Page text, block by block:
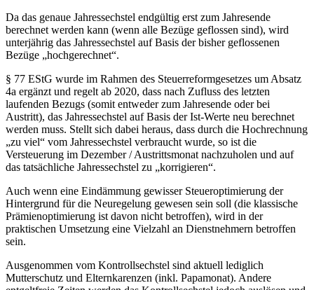
Da das genaue Jahressechstel endgültig erst zum Jahresende
berechnet werden kann (wenn alle Bezüge geflossen sind), wird
unterjährig das Jahressechstel auf Basis der bisher geflossenen
Bezüge „hochgerechnet“.
§ 77 EStG wurde im Rahmen des Steuerreformgesetzes um Absatz
4a ergänzt und regelt ab 2020, dass nach Zufluss des letzten
laufenden Bezugs (somit entweder zum Jahresende oder bei
Austritt), das Jahressechstel auf Basis der Ist-Werte neu berechnet
werden muss. Stellt sich dabei heraus, dass durch die Hochrechnung
„zu viel“ vom Jahressechstel verbraucht wurde, so ist die
Versteuerung im Dezember / Austrittsmonat nachzuholen und auf
das tatsächliche Jahressechstel zu „korrigieren“.
Auch wenn eine Eindämmung gewisser Steueroptimierung der
Hintergrund für die Neuregelung gewesen sein soll (die klassische
Prämienoptimierung ist davon nicht betroffen), wird in der
praktischen Umsetzung eine Vielzahl an Dienstnehmern betroffen
sein.
Ausgenommen vom Kontrollsechstel sind aktuell lediglich
Mutterschutz und Elternkarenzen (inkl. Papamonat). Andere